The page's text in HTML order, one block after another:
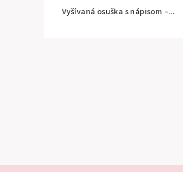
Vyšívaná osuška s nápisom –...